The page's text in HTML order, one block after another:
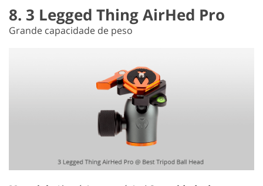
8. 3 Legged Thing AirHed Pro
Grande capacidade de peso